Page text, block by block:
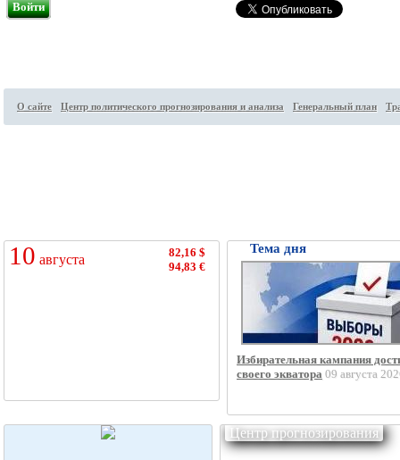
Войти
О сайте Центр политического прогнозирования и анализа Генеральный план
10 августа
82,16 $
94,83 €
Тема дня
Избирательная кампания
своего экватора 09 августа
Центр прогнозирования